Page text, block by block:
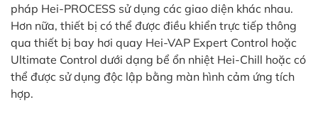
pháp Hei-PROCESS sử dụng các giao diện khác nhau.
Hơn nữa, thiết bị có thể được điều khiển trực tiếp thông
qua thiết bị bay hơi quay Hei-VAP Expert Control hoặc
Ultimate Control dưới dạng bể ổn nhiệt Hei-Chill hoặc có
thể được sử dụng độc lập bằng màn hình cảm ứng tích
hợp.